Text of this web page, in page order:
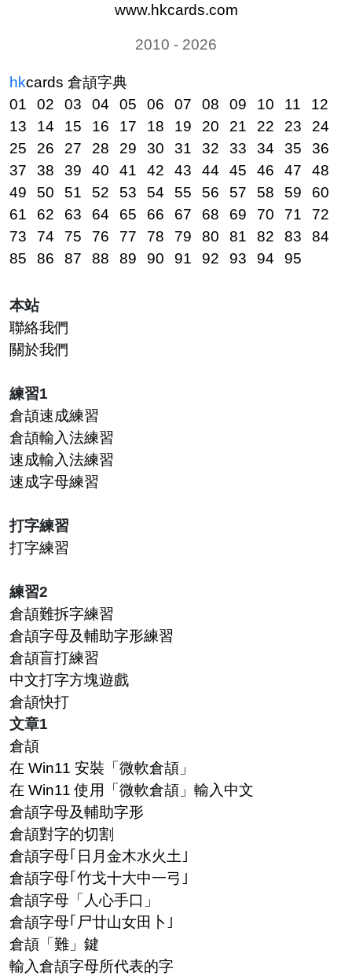
www.hkcards.com
2010 - 2026
hkcards 倉頡字典
01
02 03 04 05 06 07 08 09 10 11
12
13
14 15 16 17 18 19 20 21 22 23
24
25
26 27 28 29 30 31 32 33 34 35
36
37
38 39 40 41 42 43 44 45 46 47
48
49
50 51 52 53 54 55 56 57 58 59
60
61
62 63 64 65 66 67 68 69 70 71
72
73
74 75 76 77 78 79 80 81 82 83
84
85
86 87 88 89 90 91 92 93 94 95
本站
聯絡我們
關於我們
練習1
倉頡速成練習
倉頡輸入法練習
速成輸入法練習
速成字母練習
打字練習
打字練習
練習2
倉頡難拆字練習
倉頡字母及輔助字形練習
倉頡盲打練習
中文打字方塊遊戲
倉頡快打
文章1
倉頡
在 Win11 安裝「微軟倉頡」
在 Win11 使用「微軟倉頡」輸入中文
倉頡字母及輔助字形
倉頡對字的切割
倉頡字母｢日月金木水火土｣
倉頡字母｢竹戈十大中一弓｣
倉頡字母「人心手口」
倉頡字母｢尸廿山女田卜｣
倉頡「難」鍵
輸入倉頡字母所代表的字